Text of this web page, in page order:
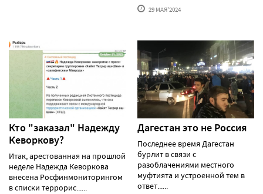
29 МАЯ'2024
Кто "заказал" Надежду
Кеворкову?
Итак, арестованная на прошлой
неделе Надежда Кеворкова
внесена Росфинмониторингом
в списки террорис......
Дагестан это не Россия
Последнее время Дагестан
бурлит в связи с
разоблачениями местного
муфтията и устроенной тем в
ответ......